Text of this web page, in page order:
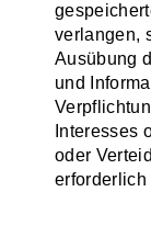
verlangen,
Ausübung
und
Interesses
oder
erforderlich